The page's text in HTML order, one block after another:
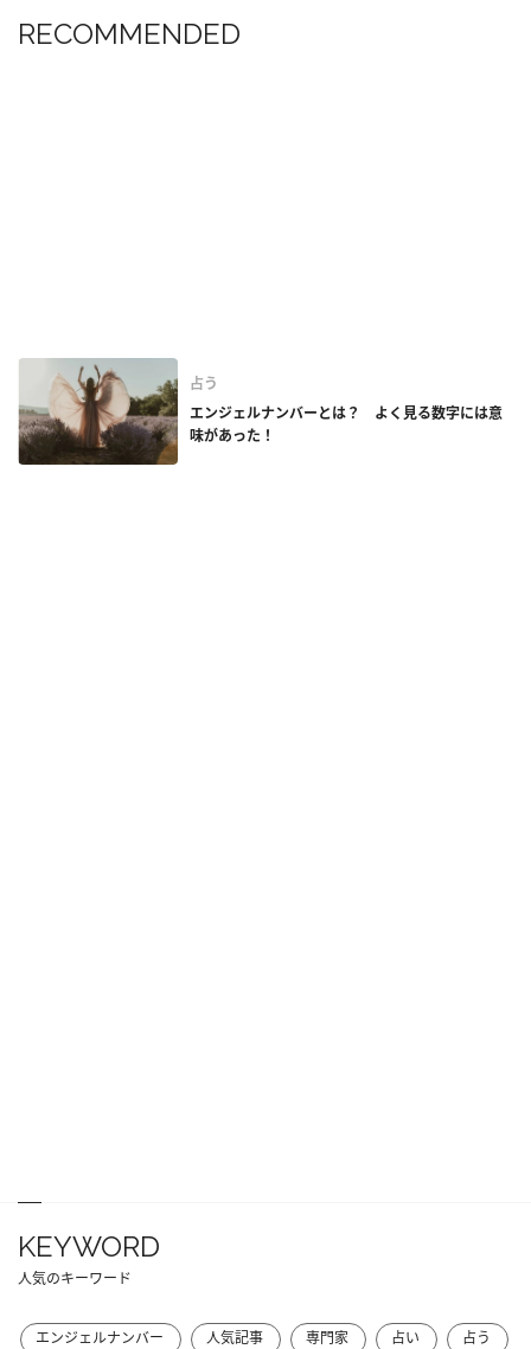
RECOMMENDED
占う
エンジェルナンバーとは？ よく見る数字には意
味があった！
KEYWORD
人気のキーワード
エンジェルナンバー 人気記事 専門家 占い
占う